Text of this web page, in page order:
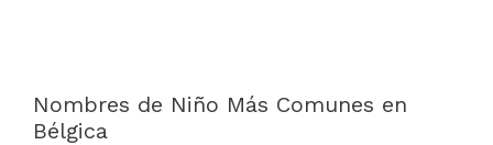
Nombres de Niño Más Comunes en
Bélgica